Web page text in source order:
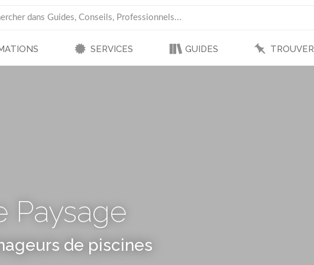
SERVICES GUIDES TROUVER
Paysage
de piscines